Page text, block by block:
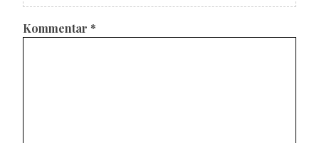
Kommentar *